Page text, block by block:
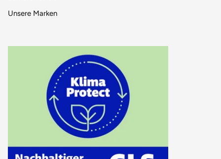
Unsere Marken